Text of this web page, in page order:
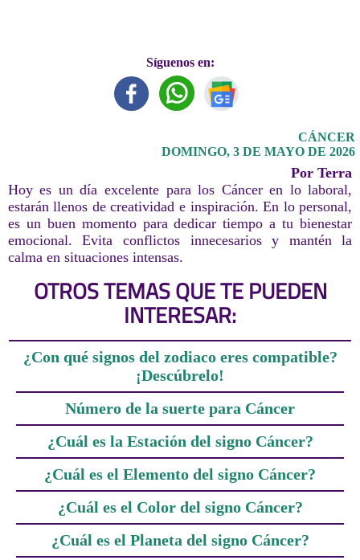
Síguenos en:
CÁNCER
DOMINGO, 3 DE MAYO DE 2026
Por Terra
Hoy es un día excelente para los Cáncer en lo laboral,
estarán llenos de creatividad e inspiración. En lo personal,
es un buen momento para dedicar tiempo a tu bienestar
emocional. Evita conflictos innecesarios y mantén la
calma en situaciones intensas.
OTROS TEMAS QUE TE PUEDEN
INTERESAR:
¿Con qué signos del zodiaco eres compatible?
¡Descúbrelo!
Número de la suerte para Cáncer
¿Cuál es la Estación del signo Cáncer?
¿Cuál es el Elemento del signo Cáncer?
¿Cuál es el Color del signo Cáncer?
¿Cuál es el Planeta del signo Cáncer?